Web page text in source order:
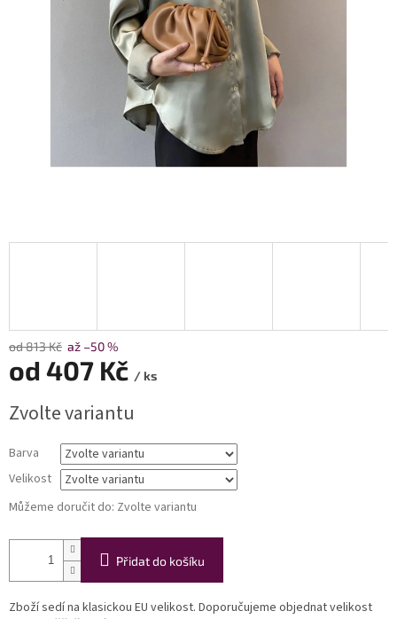
od 813 Kč až –50 %
od 407 Kč / ks
cena:
Zvolte variantu
Barva
Velikost
Můžeme doručit do: Zvolte variantu
Přidat do košíku
Zboží sedí na klasickou EU velikost. Doporučujeme objednat velikost